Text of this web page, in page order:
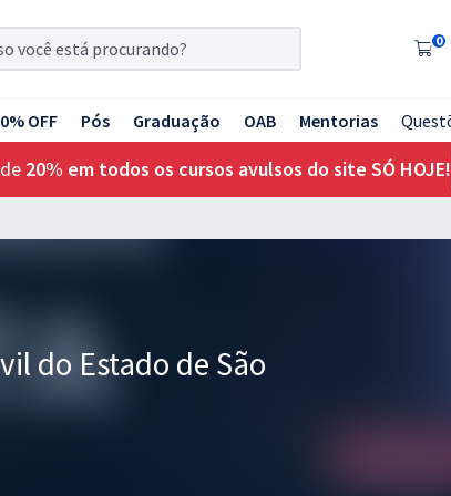
0
OFF Pós Graduação OAB Mentorias
20% em todos os cursos avulsos do site SÓ HOJE!
do Estado de São